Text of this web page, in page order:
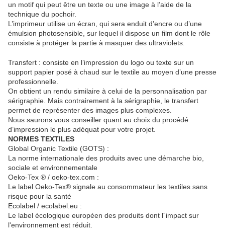
un motif qui peut être un texte ou une image à l’aide de la
technique du pochoir.
L’imprimeur utilise un écran, qui sera enduit d’encre ou d’une
émulsion photosensible, sur lequel il dispose un film dont le rôle
consiste à protéger la partie à masquer des ultraviolets.
Transfert : consiste en l’impression du logo ou texte sur un
support papier posé à chaud sur le textile au moyen d’une presse
professionnelle.
On obtient un rendu similaire à celui de la personnalisation par
sérigraphie. Mais contrairement à la sérigraphie, le transfert
permet de représenter des images plus complexes.
Nous saurons vous conseiller quant au choix du procédé
d’impression le plus adéquat pour votre projet.
NORMES TEXTILES
Global Organic Textile (GOTS) :
La norme internationale des produits avec une démarche bio,
sociale et environnementale
Oeko-Tex ® / oeko-tex.com :
Le label Oeko-Tex® signale au consommateur les textiles sans
risque pour la santé
Ecolabel / ecolabel.eu :
Le label écologique européen des produits dont l´impact sur
l'environnement est réduit.